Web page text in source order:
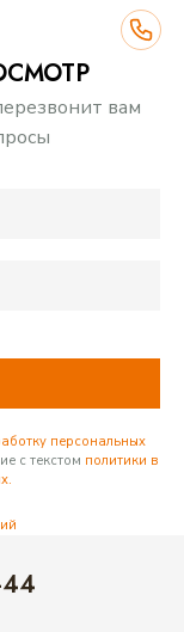
вам
персональных
с текстом политики в